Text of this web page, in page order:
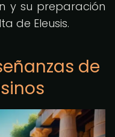
y su preparación
de Eleusis.
de